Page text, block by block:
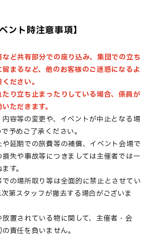
ント時注意事項】
ど共有部分での座り込み、集団での立ち
まるなど、他のお客様のご迷惑になるよ
ださい。
り立ち止まったりしている場合、係員が
ただきます。
容等の変更や、イベントが中止となる場
予めご了承ください。
延期での旅費等の補償、イベント会場で
失や事故等につきましては主催者では一
す。
の場所取り等は全面的に禁止とさせてい
第スタッフが撤去する場合がございま
置されている物に関して、主催者・会
責任を負いません。